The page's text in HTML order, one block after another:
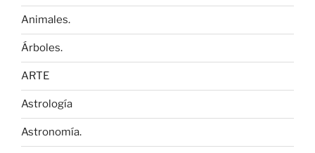
Animales.
Árboles.
ARTE
Astrología
Astronomía.